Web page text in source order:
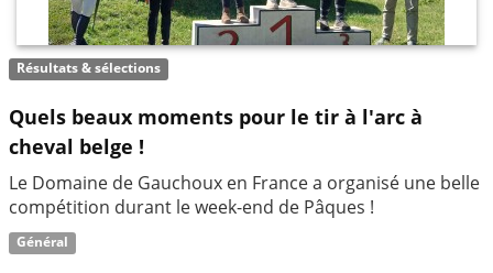
Résultats & sélections
Quels beaux moments pour le tir à l'arc à
cheval belge !
Le Domaine de Gauchoux en France a organisé une belle
compétition durant le week-end de Pâques !
Général